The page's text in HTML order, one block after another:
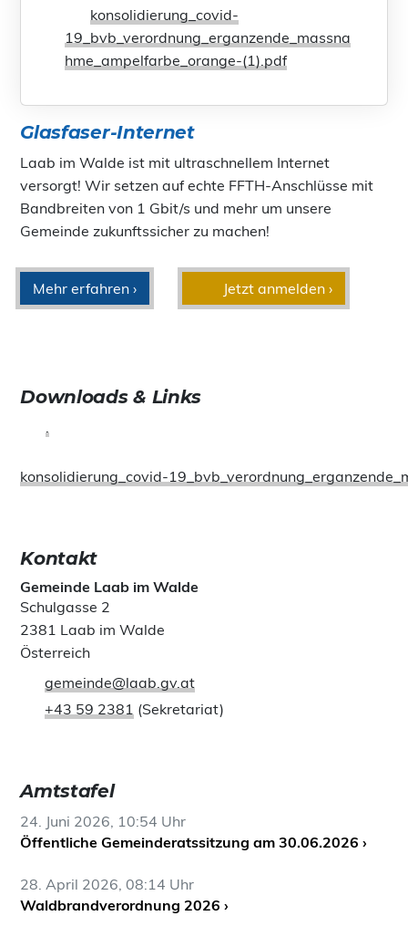
konsolidierung_covid-
19_bvb_verordnung_erganzende_massna
hme_ampelfarbe_orange-(1).pdf
Glasfaser-Internet
Laab im Walde ist mit ultraschnellem Internet
versorgt! Wir setzen auf echte FFTH-Anschlüsse mit
Bandbreiten von 1 Gbit/s und mehr um unsere
Gemeinde zukunftssicher zu machen!
Mehr erfahren › Jetzt anmelden ›
Downloads & Links
.
konsolidierung_covid-
Kontakt
Gemeinde Laab im Walde
Schulgasse 2
2381 Laab im Walde
Österreich
gemeinde@laab.gv.at
+43 59 2381 (Sekretariat)
Amtstafel
24. Juni 2026, 10:54 Uhr
Öffentliche Gemeinderatssitzung am 30.06.2026 ›
28. April 2026, 08:14 Uhr
Waldbrandverordnung 2026 ›